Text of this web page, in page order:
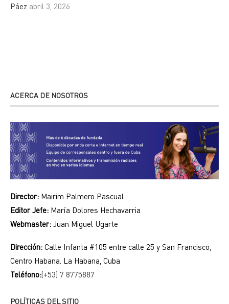
Páez abril 3, 2026
ACERCA DE NOSOTROS
Director: Mairim Palmero Pascual
Editor Jefe: María Dolores Hechavarria
Webmaster: Juan Miguel Ugarte
Dirección: Calle Infanta #105 entre calle 25 y San Francisco,
Centro Habana. La Habana, Cuba
Teléfono:(+53) 7 8775887
POLÍTICAS DEL SITIO